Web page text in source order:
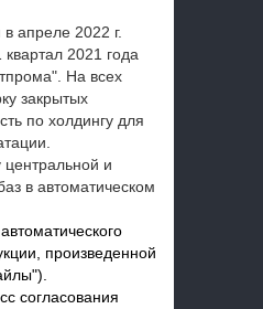
апреле 2022 г.
2021 года
На всех
закрытых
по холдингу для
центральной и
в автоматическом
произведенной
согласования